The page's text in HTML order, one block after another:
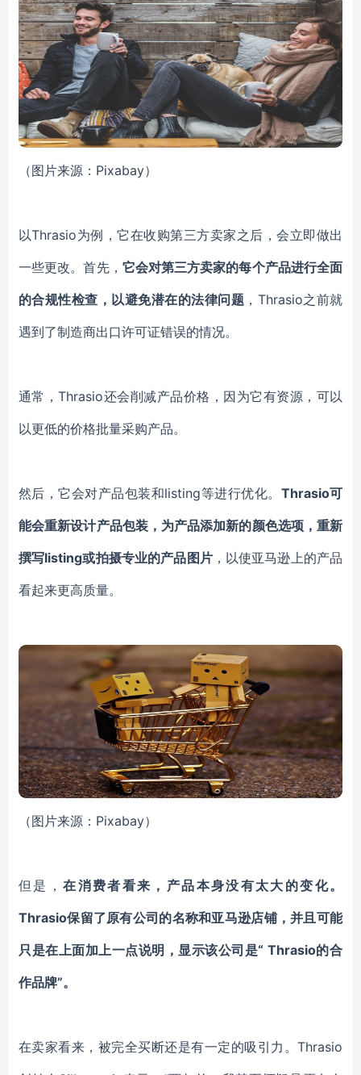
（图片来源：Pixabay）
以Thrasio为例，它在收购第三方卖家之后，会立即做出
一些更改。首先， 它会对第三方卖家的每个产品进行全面
的合规性检查，以避免潜在的法律问题 ，Thrasio之前就
遇到了制造商出口许可证错误的情况。
通常，Thrasio还会削减产品价格 ，因为它有资源，可以
以更低的价格批量采购产品。
然后，它会对产品包装和listing等进行优化。 Thrasio可
能会重新设计产品包装，为产品添加新的颜色选项，重新
撰写listing或拍摄专业的产品图片，以使亚马逊上的产品
看起来更高质量。
（图片来源：Pixabay）
但是，在消费者看来，产品本身没有太大的变化。
Thrasio保留了原有公司的名称和亚马逊店铺，并且可能
只是在上面加上一点说明，显示该公司是“ Thrasio的合
作品牌”。
在卖家看来，被完全买断还是有一定的吸引力。Thrasio